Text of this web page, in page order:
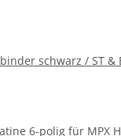
schwarz / ST &